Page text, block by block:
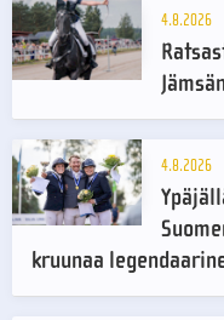
4.8.2026
4.8.2026
kruunaa